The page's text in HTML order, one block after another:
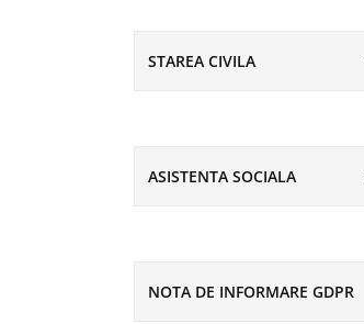
STAREA CIVILA
ASISTENTA SOCIALA
NOTA DE INFORMARE GDPR